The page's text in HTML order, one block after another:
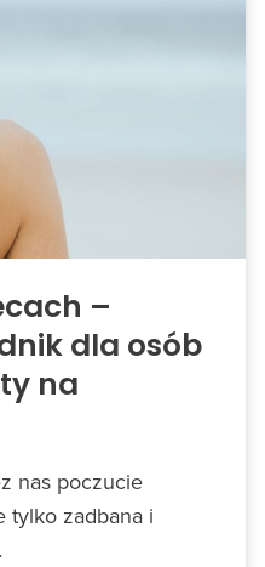
–
dla osób
na
nas poczucie
tylko zadbana i